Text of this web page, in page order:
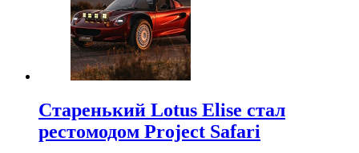
Старенький Lotus Elise стал
рестомодом Project Safari